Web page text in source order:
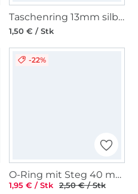
Taschenring 13mm silberfarbig
1,50 € / Stk
-22%
O-Ring mit Steg 40 mm, silber
1,95 € / Stk 2,50 € / Stk